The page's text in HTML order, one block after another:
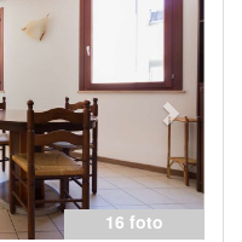
16 foto